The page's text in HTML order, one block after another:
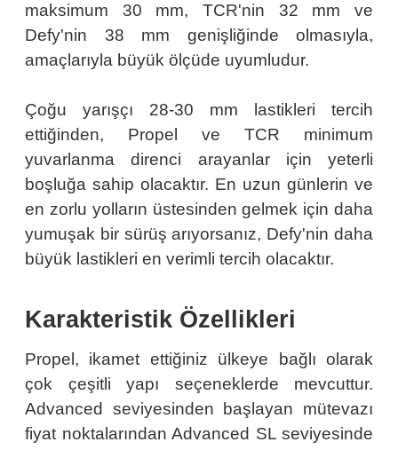
maksimum 30 mm, TCR'nin 32 mm ve
Defy'nin 38 mm genişliğinde olmasıyla,
amaçlarıyla büyük ölçüde uyumludur.
Çoğu yarışçı 28-30 mm lastikleri tercih
ettiğinden, Propel ve TCR minimum
yuvarlanma direnci arayanlar için yeterli
boşluğa sahip olacaktır. En uzun günlerin ve
en zorlu yolların üstesinden gelmek için daha
yumuşak bir sürüş arıyorsanız, Defy'nin daha
büyük lastikleri en verimli tercih olacaktır.
Karakteristik Özellikleri
Propel, ikamet ettiğiniz ülkeye bağlı olarak
çok çeşitli yapı seçeneklerde mevcuttur.
Advanced seviyesinden başlayan mütevazı
fiyat noktalarından Advanced SL seviyesinde